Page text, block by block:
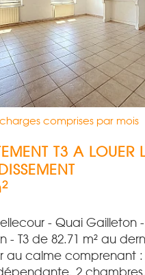
charges comprises par mois
T3 A LOUER
2
- Quai Gailleton
- T3 de 82.71 m² au
au calme comprenant :
2